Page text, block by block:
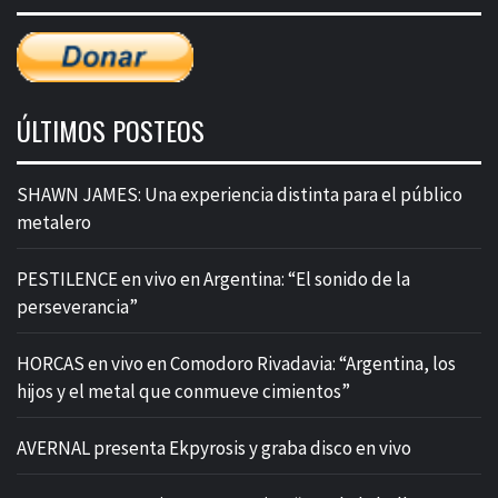
ÚLTIMOS POSTEOS
SHAWN JAMES: Una experiencia distinta para el público
metalero
PESTILENCE en vivo en Argentina: “El sonido de la
perseverancia”
HORCAS en vivo en Comodoro Rivadavia: “Argentina, los
hijos y el metal que conmueve cimientos”
AVERNAL presenta Ekpyrosis y graba disco en vivo